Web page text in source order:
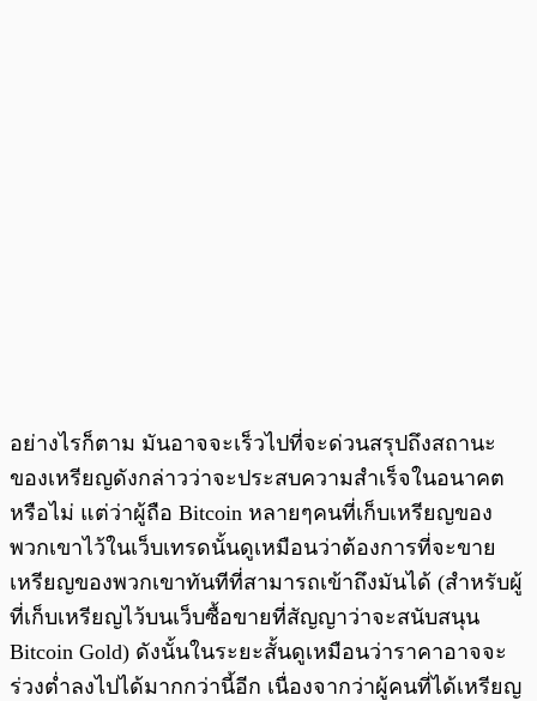
อย่างไรก็ตาม มันอาจจะเร็วไปที่จะด่วนสรุปถึงสถานะ
ของเหรียญดังกล่าวว่าจะประสบความสำเร็จในอนาคต
หรือไม่ แต่ว่าผู้ถือ Bitcoin หลายๆคนที่เก็บเหรียญของ
พวกเขาไว้ในเว็บเทรดนั้นดูเหมือนว่าต้องการที่จะขาย
เหรียญของพวกเขาทันทีที่สามารถเข้าถึงมันได้ (สำหรับผู้
ที่เก็บเหรียญไว้บนเว็บซื้อขายที่สัญญาว่าจะสนับสนุน
Bitcoin Gold) ดังนั้นในระยะสั้นดูเหมือนว่าราคาอาจจะ
ร่วงต่ำลงไปได้มากกว่านี้อีก เนื่องจากว่าผู้คนที่ได้เหรียญ